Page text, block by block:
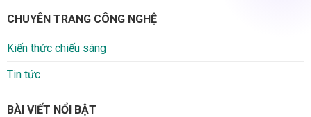
CHUYÊN TRANG CÔNG NGHỆ
Kiến thức chiếu sáng
Tin tức
BÀI VIẾT NỔI BẬT